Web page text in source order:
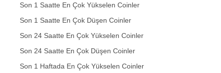
Son 1 Saatte En Çok Yükselen Coinler
Son 1 Saatte En Çok Düşen Coinler
Son 24 Saatte En Çok Yükselen Coinler
Son 24 Saatte En Çok Düşen Coinler
Son 1 Haftada En Çok Yükselen Coinler